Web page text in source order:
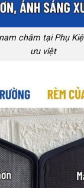
châm tại Phụ
ưu việt